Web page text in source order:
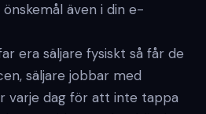
även i din e-
era säljare fysiskt så får de
säljare jobbar med
varje dag för att inte tappa